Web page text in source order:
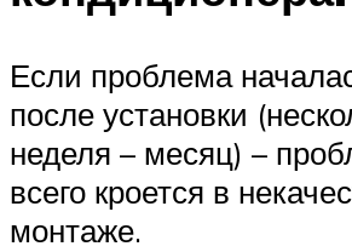
Если проблема
после установки
неделя – месяц) –
всего кроется в
монтаже.